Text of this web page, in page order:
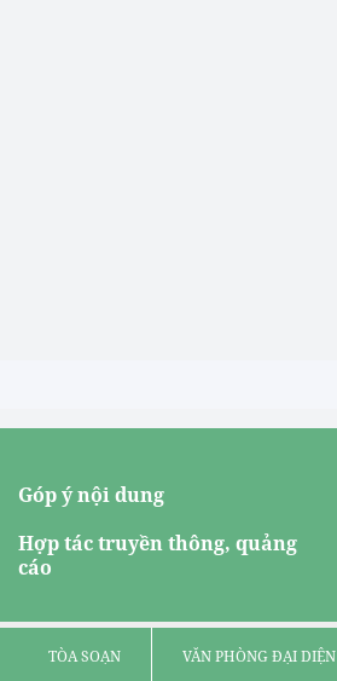
Góp ý nội dung
Hợp tác truyền thông, quảng
cáo
TÒA SOẠN VĂN PHÒNG ĐẠI DIỆN